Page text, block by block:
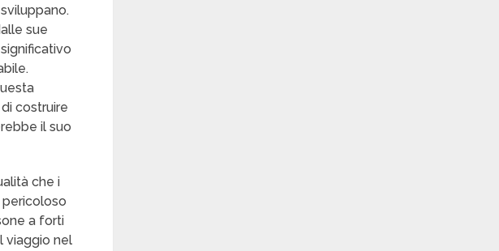
sue
costruire
il suo
che i
a forti
viaggio nel